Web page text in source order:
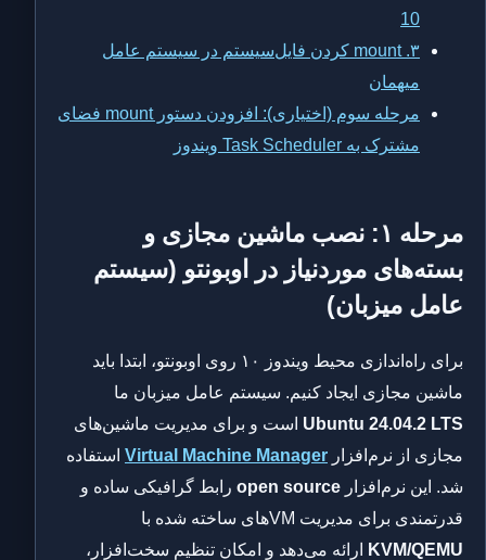
10
۳. mount کردن فایل‌سیستم در سیستم عامل
میهمان
مرحله سوم (اختیاری): افزودن دستور mount فضای
مشترک به Task Scheduler ویندوز
مرحله ۱: نصب ماشین مجازی و
بسته‌های موردنیاز در اوبونتو (سیستم
عامل میزبان)
برای راه‌اندازی محیط ویندوز ۱۰ روی اوبونتو، ابتدا باید
ماشین مجازی ایجاد کنیم. سیستم عامل میزبان ما
Ubuntu 24.04.2 LTS است و برای مدیریت ماشین‌های
مجازی از نرم‌افزار Virtual Machine Manager استفاده
شد. این نرم‌افزار open source رابط گرافیکی ساده و
قدرتمندی برای مدیریت VMهای ساخته شده با
KVM/QEMU
ارائه می‌دهد و امکان تنظیم سخت‌افزار،